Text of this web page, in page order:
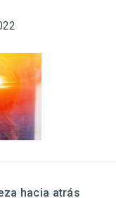
hacia atrás